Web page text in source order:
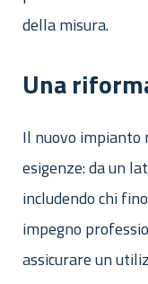
della misura.
Una
Il nuovo impianto
esigenze: da un
includendo chi
impegno
assicurare un